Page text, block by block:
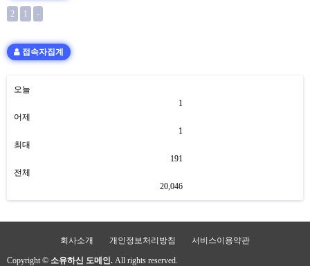
2 1 -
접속자집계
오늘
1
어제
1
최대
191
전체
20,046
회사소개 개인정보처리방침 서비스이용약관
Copyright © 소유하신 도메인. All rights reserved.